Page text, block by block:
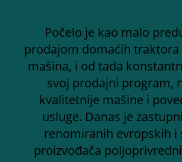
Počelo je kao malo
prodajom domaćih
mašina, i od tada
svoj prodajni program,
kvalitetnije mašine i
usluge. Danas je
renomiranih evropskih i
proizvođača